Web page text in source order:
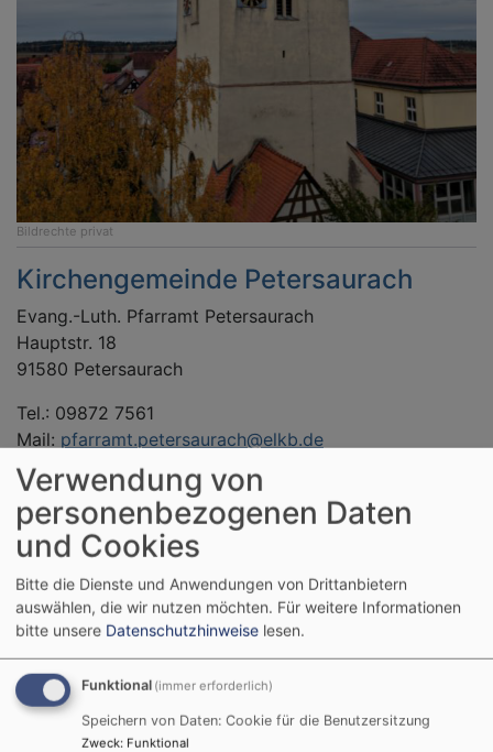
Bildrechte privat
Kirchengemeinde Petersaurach
Evang.-Luth. Pfarramt Petersaurach
Hauptstr. 18
91580 Petersaurach
Tel.: 09872 7561
Mail: pfarramt.petersaurach@elkb.de
www.region-west-evangelisch.de
Bürozeit: Dienstag und Donnerstag von 9 bis 11 Uhr
Vertretung für Pfarrer Michael Schauber in
dringenden Fällen
Mo, 10.8. - So, 16.8.
Vertretung für Pfarrer Michael Schauber: Pfarrerin
Julia Hoffmann ☎︎ 01573 4826698
Ohne Ort
Verwendung von
personenbezogenen Daten
und Cookies
Bitte die Dienste und Anwendungen von Drittanbietern
auswählen, die wir nutzen möchten. Für weitere Informationen
bitte unsere Datenschutzhinweise lesen.
Funktional (immer erforderlich)
Speichern von Daten: Cookie für die Benutzersitzung
Zweck: Funktional